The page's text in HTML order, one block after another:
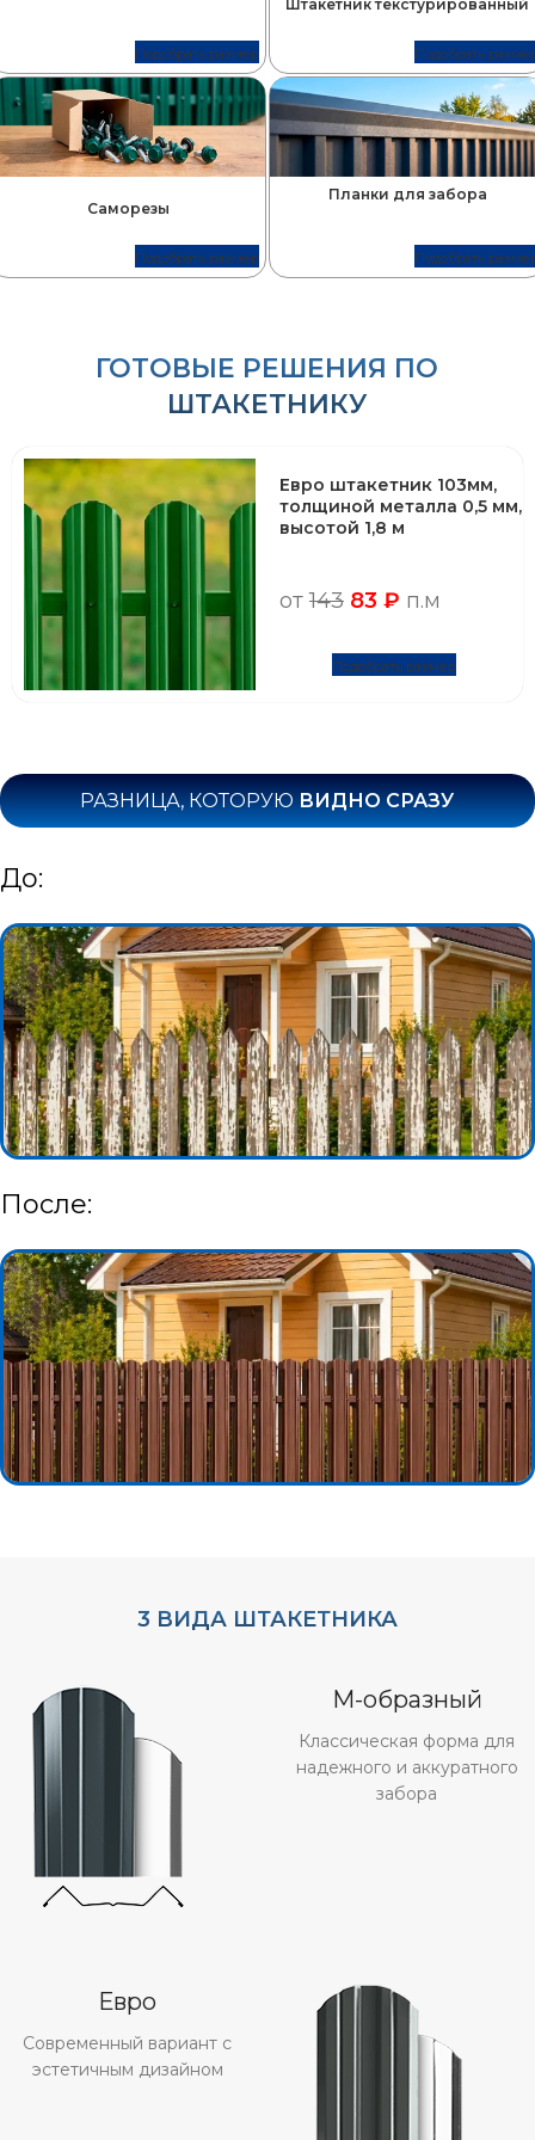
Подобрать размер
Штакетник текстурированный
Подобрать
Саморезы
Подобрать размер
Планки для забора
Подобрать
ГОТОВЫЕ РЕШЕНИЯ ПО
ШТАКЕТНИКУ
Евро штакетник 103мм,
толщиной металла 0,5 мм,
высотой 1,8 м
от143 83 ₽ п.м
Подобрать размер
РАЗНИЦА, КОТОРУЮВИДНО СРАЗУ
До:
После:
3 ВИДА ШТАКЕТНИКА
М-образный
Классическая форма для
надежного и аккуратного
забора
Евро
Современный вариант с
эстетичным дизайном